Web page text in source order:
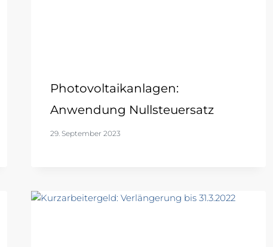
Photovoltaikanlagen:
Anwendung Nullsteuersatz
29. September 2023